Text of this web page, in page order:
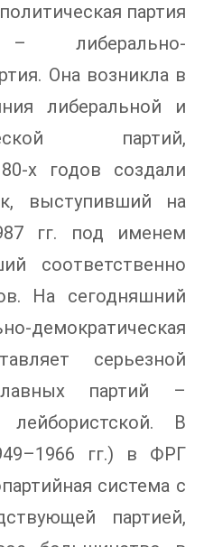
партия
– либерально-
Она возникла в
либеральной и
партий,
х годов создали
выступивший на
гг. под именем
соответственно
На сегодняшний
серьезной
партий –
лейбористской. В
гг.) в ФРГ
система с
партией,